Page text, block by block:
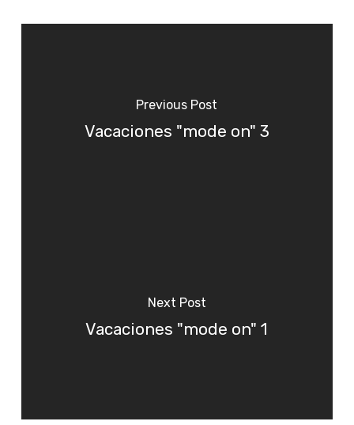
Previous Post
Vacaciones "mode on" 3
Next Post
Vacaciones "mode on" 1